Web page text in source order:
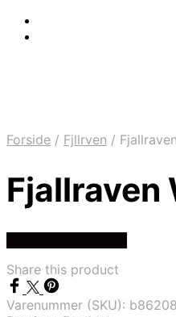
Forside / Fjllrven /
Fjallraven
Share this product
Varenummer (SKU):